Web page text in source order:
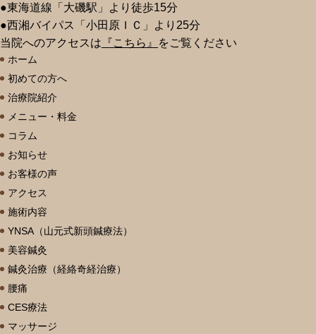
●東海道線「大磯駅」より徒歩15分
●西湘バイパス「小田原ＩＣ」より25分
当院へのアクセスは 『こちら』 をご覧ください
ホーム
初めての方へ
治療院紹介
メニュー・料金
コラム
お知らせ
お客様の声
アクセス
施術内容
YNSA（山元式新頭鍼療法）
美容鍼灸
鍼灸治療（経絡奇経治療）
腰痛
CES療法
マッサージ